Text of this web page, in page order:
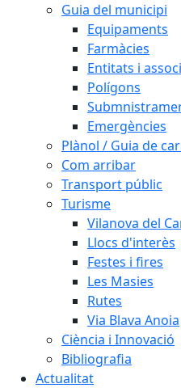
Guia del municipi
Equipaments
Farmàcies
Entitats i
Polígons
Emergències
Plànol / Guia de
Com arribar
Transport públic
Turisme
Vilanova del
Llocs d'interès
Festes i fires
Les Masies
Rutes
Via Blava Anoia
Ciència i Innovació
Bibliografia
Actualitat